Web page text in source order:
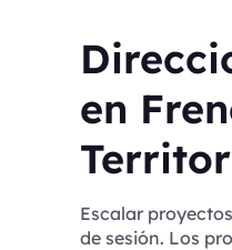
en
Escalar
de sesión. Los